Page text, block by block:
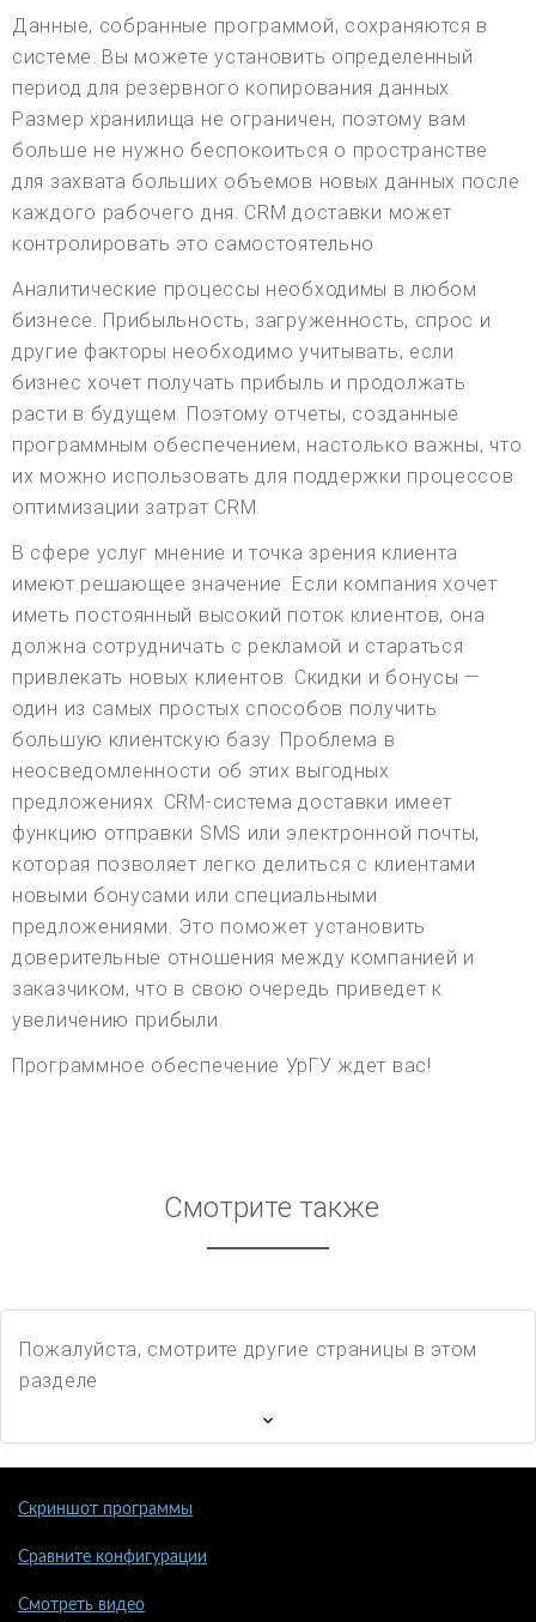
Данные, собранные программой, сохраняются в
системе. Вы можете установить определенный
период для резервного копирования данных.
Размер хранилища не ограничен, поэтому вам
больше не нужно беспокоиться о пространстве
для захвата больших объемов новых данных после
каждого рабочего дня. CRM доставки может
контролировать это самостоятельно.
Аналитические процессы необходимы в любом
бизнесе. Прибыльность, загруженность, спрос и
другие факторы необходимо учитывать, если
бизнес хочет получать прибыль и продолжать
расти в будущем. Поэтому отчеты, созданные
программным обеспечением, настолько важны, что
их можно использовать для поддержки процессов
оптимизации затрат CRM.
В сфере услуг мнение и точка зрения клиента
имеют решающее значение. Если компания хочет
иметь постоянный высокий поток клиентов, она
должна сотрудничать с рекламой и стараться
привлекать новых клиентов. Скидки и бонусы —
один из самых простых способов получить
большую клиентскую базу. Проблема в
неосведомленности об этих выгодных
предложениях. CRM-система доставки имеет
функцию отправки SMS или электронной почты,
которая позволяет легко делиться с клиентами
новыми бонусами или специальными
предложениями. Это поможет установить
доверительные отношения между компанией и
заказчиком, что в свою очередь приведет к
увеличению прибыли.
Программное обеспечение УрГУ ждет вас!
Смотрите также
Пожалуйста, смотрите другие страницы в этом
разделе
Скриншот программы
Сравните конфигурации
Смотреть видео